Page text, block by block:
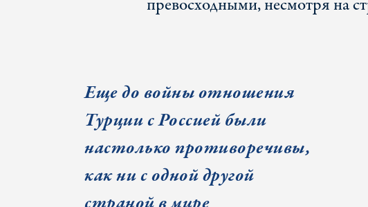
превосходными, несмотря на
Еще до войны отношения
Турции с Россией были
настолько противоречивы,
как ни с одной другой